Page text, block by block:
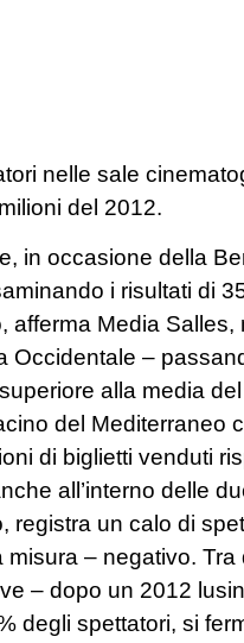
nelle sale
del 2012.
in occasione della
i risultati di
afferma Media
Occidentale –
alla media
del Mediterraneo
di biglietti venduti
all’interno delle
registra un calo di
– negativo.
– dopo un 2012
degli spettatori, si